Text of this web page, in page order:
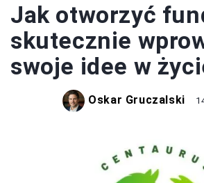
Jak otworzyć
skutecznie
swoje idee w
Oskar Gruczalski